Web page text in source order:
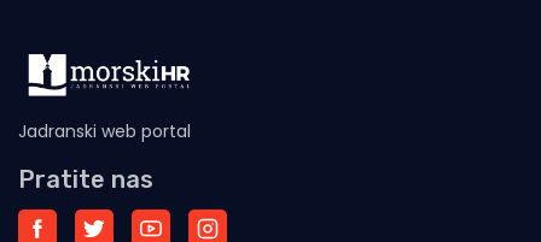
Jadranski web portal
Pratite nas